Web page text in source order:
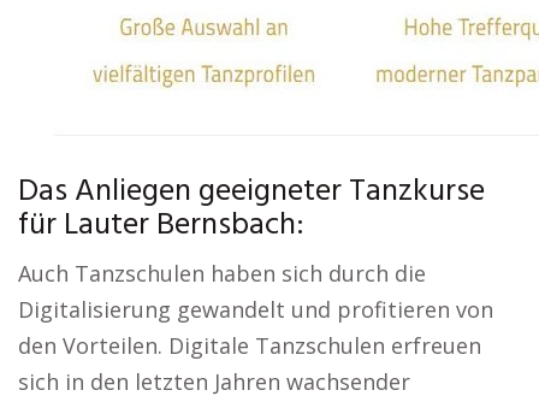
Das Anliegen geeigneter Tanzkurse
für Lauter Bernsbach:
Auch Tanzschulen haben sich durch die
Digitalisierung gewandelt und profitieren von
den Vorteilen. Digitale Tanzschulen erfreuen
sich in den letzten Jahren wachsender